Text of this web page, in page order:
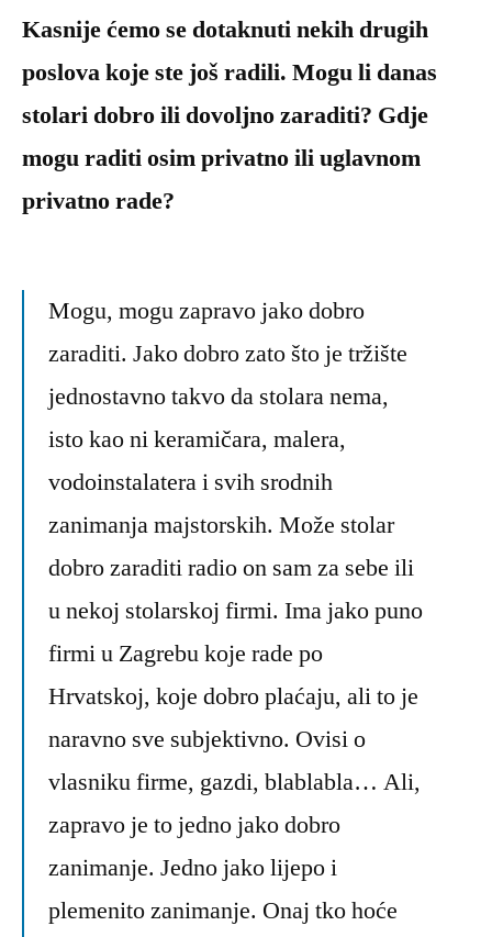
Kasnije ćemo se dotaknuti nekih drugih
poslova koje ste još radili. Mogu li danas
stolari dobro ili dovoljno zaraditi? Gdje
mogu raditi osim privatno ili uglavnom
privatno rade?
Mogu, mogu zapravo jako dobro
zaraditi. Jako dobro zato što je tržište
jednostavno takvo da stolara nema,
isto kao ni keramičara, malera,
vodoinstalatera i svih srodnih
zanimanja majstorskih. Može stolar
dobro zaraditi radio on sam za sebe ili
u nekoj stolarskoj firmi. Ima jako puno
firmi u Zagrebu koje rade po
Hrvatskoj, koje dobro plaćaju, ali to je
naravno sve subjektivno. Ovisi o
vlasniku firme, gazdi, blablabla… Ali,
zapravo je to jedno jako dobro
zanimanje. Jedno jako lijepo i
plemenito zanimanje. Onaj tko hoće